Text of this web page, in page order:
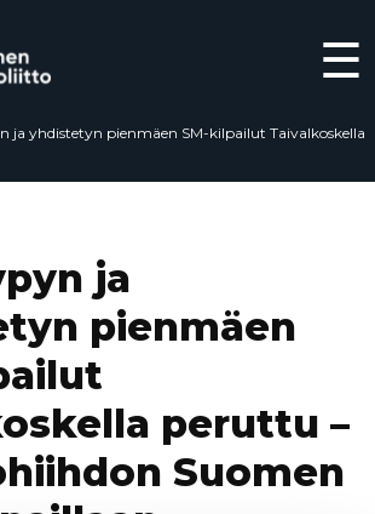
☰
ja yhdistetyn pienmäen SM-kilpailut Taivalkoskella
ja
pienmäen
peruttu –
Suomen